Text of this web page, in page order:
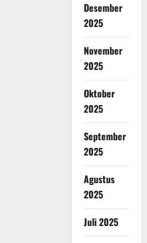
Desember
2025
November
2025
Oktober
2025
September
2025
Agustus
2025
Juli 2025